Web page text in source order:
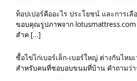
ท็อปเปอร์คืออะไร ประโยชน์ และการเลื
ขอบคุณรูปภาพจาก
สำค […]
ซื้อไข่ไก่เบอร์เล็ก-เบอร์ใหญ่ ต่างกันไหม
สำหรับคนที่ชอบอบขนมที่บ้าน คำถามว่า